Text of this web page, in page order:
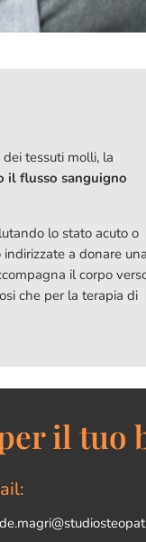
tessuti molli, la
il flusso sanguigno
lo stato acuto o
a donare una
il corpo
che per la terapia di
il tuo